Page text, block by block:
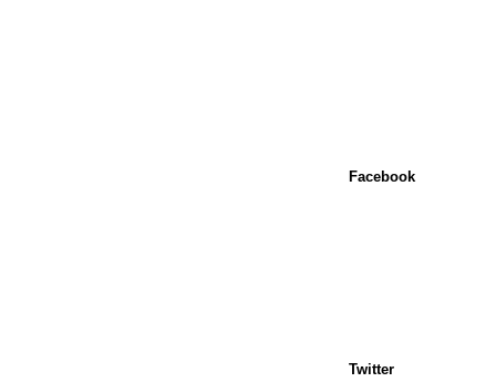
Facebook
Twitter